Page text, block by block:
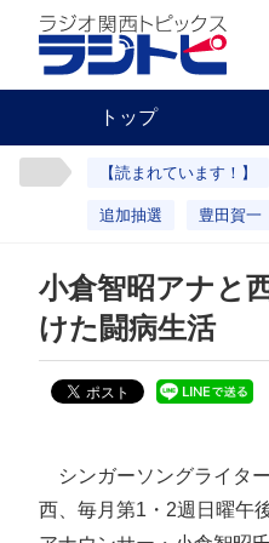
トップ
【読まれています！】
追加抽選 豊田賀一
小倉智昭アナと
けた闘病生活
シンガーソングライタ
西、毎月第1・2週日曜午